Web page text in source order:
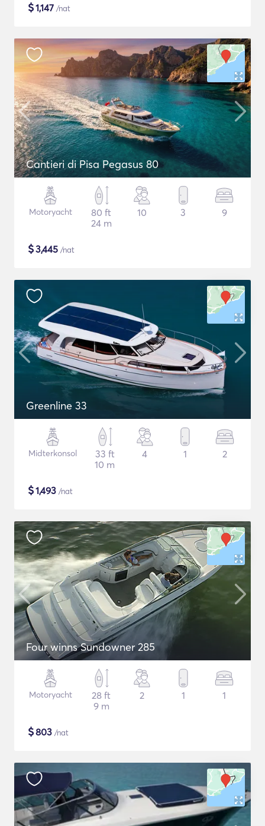
$1,147 /nat
Cantieri di Pisa Pegasus 80
Motoryacht
80 ft
24 m
10 3 9
$3,445 /nat
Greenline 33
Midterkonsol
33 ft
10 m
4 1 2
$1,493 /nat
Four winns Sundowner 285
Motoryacht
28 ft
9 m
2 1 1
$803 /nat